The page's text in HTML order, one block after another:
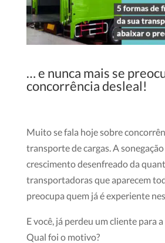
… e nunca mais se
concorrência desleal!
Muito se fala hoje sobre
transporte de cargas. A
crescimento desenfreado da
transportadoras que aparecem
preocupa quem já é experiente
E você, já perdeu um cliente para
Qual foi o motivo?